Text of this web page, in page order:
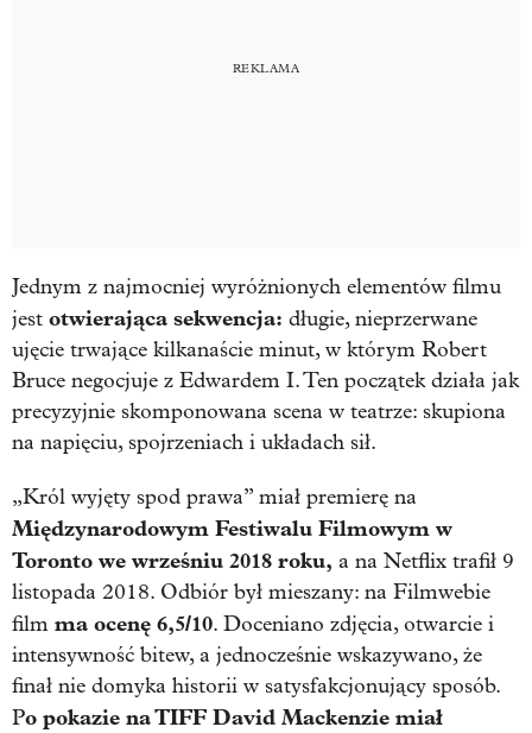
Jednym z najmocniej wyróżnionych elementów filmu
jest otwierająca sekwencja: długie, nieprzerwane
ujęcie trwające kilkanaście minut, w którym Robert
Bruce negocjuje z Edwardem I. Ten początek działa jak
precyzyjnie skomponowana scena w teatrze: skupiona
na napięciu, spojrzeniach i układach sił.
„Król wyjęty spod prawa” miał premierę na
Międzynarodowym Festiwalu Filmowym w
Toronto we wrześniu 2018 roku, a na Netflix trafił 9
listopada 2018. Odbiór był mieszany: na Filmwebie
film ma ocenę 6,5/10. Doceniano zdjęcia, otwarcie i
intensywność bitew, a jednocześnie wskazywano, że
finał nie domyka historii w satysfakcjonujący sposób.
Po pokazie na TIFF David Mackenzie miał